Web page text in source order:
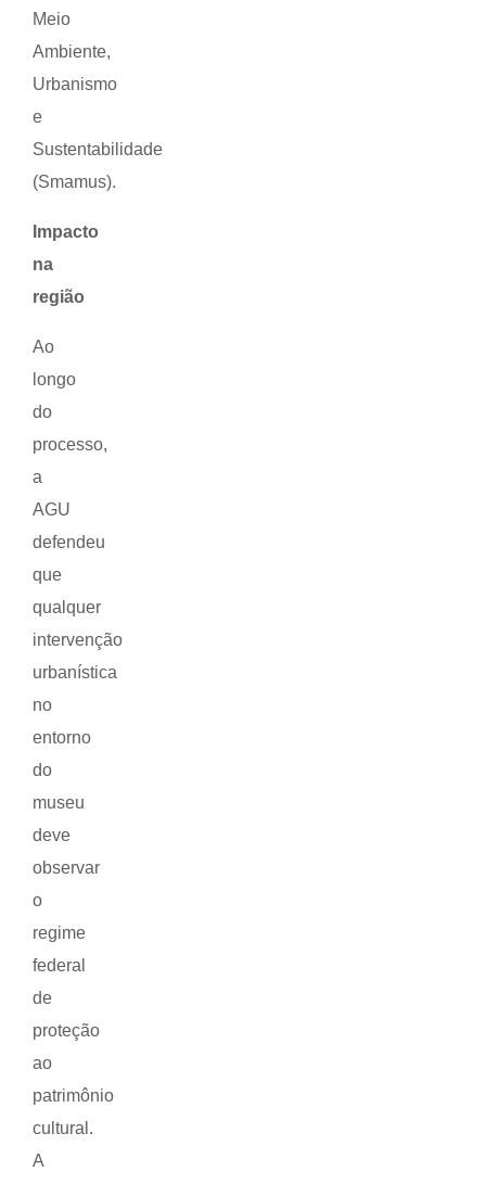
Meio
Ambiente,
Urbanismo
e
Sustentabilidade
(Smamus).
Impacto
na
região
Ao
longo
do
processo,
a
AGU
defendeu
que
qualquer
intervenção
urbanística
no
entorno
do
museu
deve
observar
o
regime
federal
de
proteção
ao
patrimônio
cultural.
A